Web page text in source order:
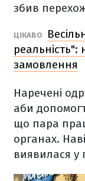
збив
ЦІКАВО
замовлення
Наречені
аби
що пара
органах.
виявилася у